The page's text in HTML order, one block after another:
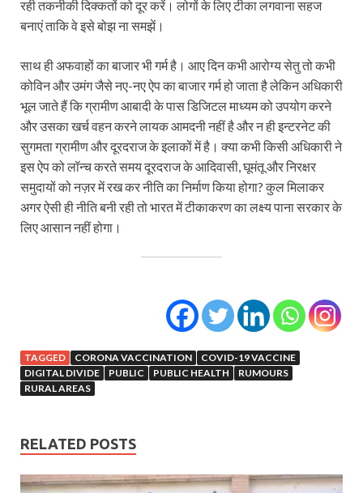
रही तकनीकी दिक्कतों को दूर करें। लोगों के लिए टीका लगवाना सहज
बनाएं ताकि वे इसे बोझ ना समझें।
साथ ही अफवाहों का बाजार भी गर्म है। आए दिन कभी आरोग्य सेतु तो कभी
कोविन और उमंग जैसे नए-नए ऐप का बाजार गर्म हो जाता है लेकिन अधिकारी
भूल जाते हैं कि ग्रामीण आबादी के पास डिजिटल माध्यम को उपयोग करने
और उसका खर्च वहन करने लायक आमदनी नहीं है और न ही इन्टरनेट की
सुगमता ग्रामीण और दूरदराज के इलाकों में है। क्या कभी किसी अधिकारी ने
इस ऐप को लॉन्‍च करते समय दूरदराज के आदिवासी, घूमंतू और निरक्षर
समुदायों को नज़र में रख कर नीति का निर्माण किया होगा? कुल मिलाकर
अगर ऐसी ही नीति बनी रही तो भारत में टीकाकरण का लक्ष्य पाना सरकार के
लिए आसान नहीं होगा।
TAGGED CORONA VACCINATION
COVID-19 VACCINE
DIGITAL DIVIDE
PUBLIC PUBLIC HEALTH
RUMOURS
RURAL AREAS
RELATED POSTS